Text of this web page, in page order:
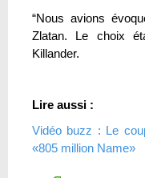
“Nous avions
Zlatan. Le choix
Killander.
Lire aussi :
Vidéo buzz : Le
«805 million Name»